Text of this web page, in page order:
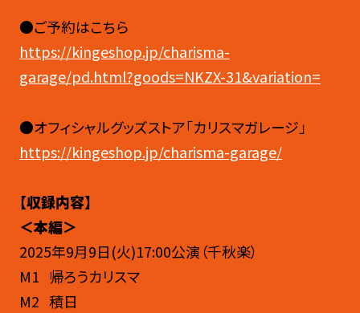
●ご予約はこちら
https://kingeshop.jp/charisma-
garage/pd.html?goods=NKZX-31&variation=
●オフィシャルグッズストア「カリスマガレージ」
https://kingeshop.jp/charisma-garage/
【収録内容】
＜本編＞
2025年9月9日(火)17:00公演（千秋楽）
M1 帰ろうカリスマ
M2 積日